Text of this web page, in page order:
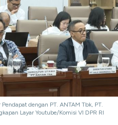
dengan PT. ANTAM Tbk, PT.
Layar Youtube/Komisi VI DPR RI